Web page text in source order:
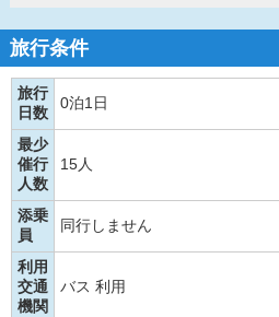
旅行条件
旅行
日数
0泊1日
最少
催行
人数
15人
添乗
員
同行しません
利用
交通
機関
バス 利用